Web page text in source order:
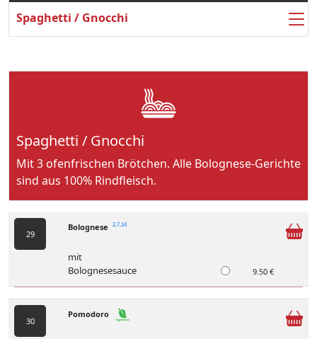
Spaghetti / Gnocchi
Spaghetti / Gnocchi
Mit 3 ofenfrischen Brötchen. Alle Bolognese-Gerichte
sind aus 100% Rindfleisch.
29
Bolognese 2,7,14
mit
Bolognesesauce
9.50 €
30
Pomodoro